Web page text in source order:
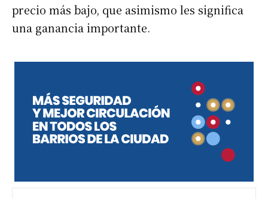
precio más bajo, que asimismo les significa
una ganancia importante.